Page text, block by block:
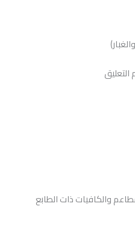
التعليق
والكافيات ذات الطابع